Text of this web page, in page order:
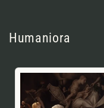
Humaniora